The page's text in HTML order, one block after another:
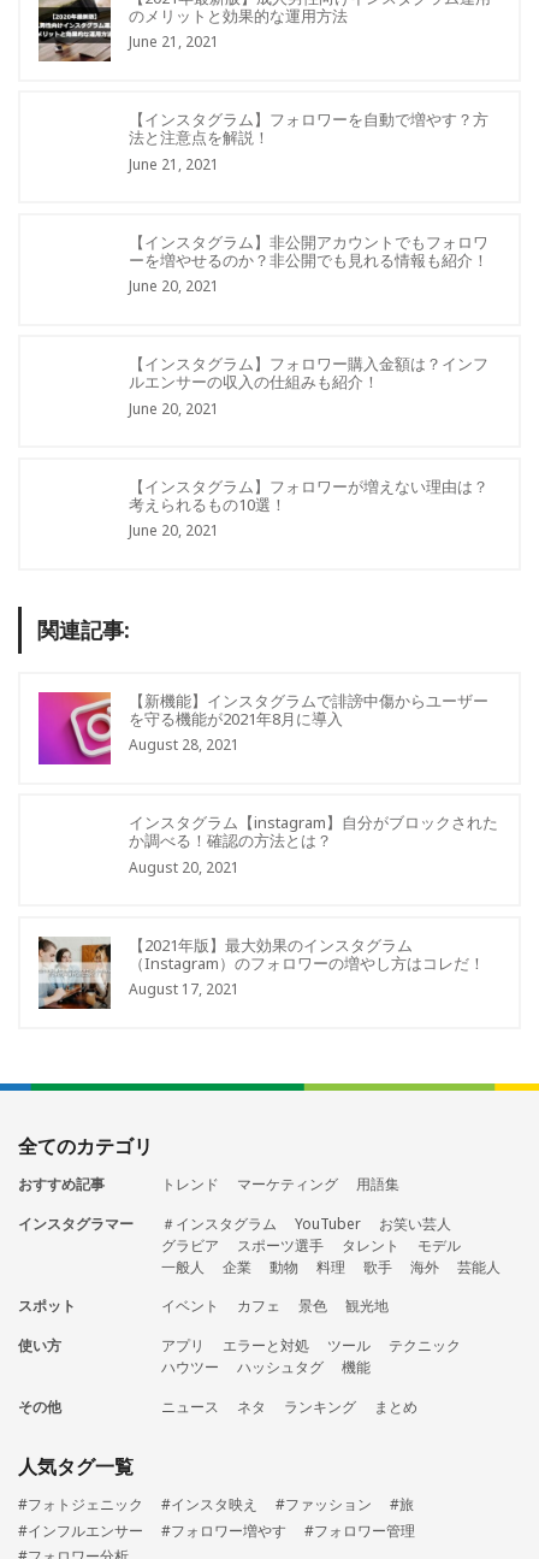
のメリットと効果的な運用方法
June 21, 2021
【インスタグラム】フォロワーを自動で増やす？方
法と注意点を解説！
June 21, 2021
【インスタグラム】非公開アカウントでもフォロワ
ーを増やせるのか？非公開でも見れる情報も紹介！
June 20, 2021
【インスタグラム】フォロワー購入金額は？インフ
ルエンサーの収入の仕組みも紹介！
June 20, 2021
【インスタグラム】フォロワーが増えない理由は？
考えられるもの10選！
June 20, 2021
関連記事:
【新機能】インスタグラムで誹謗中傷からユーザー
を守る機能が2021年8月に導入
August 28, 2021
インスタグラム【instagram】自分がブロックされた
か調べる！確認の方法とは？
August 20, 2021
【2021年版】最大効果のインスタグラム
（Instagram）のフォロワーの増やし方はコレだ！
August 17, 2021
全てのカテゴリ
おすすめ記事 トレンド マーケティング
用語集
インスタグラマー
＃インスタグラム YouTuber
お笑い芸人
グラビア
スポーツ選手 タレント
モデル
一般人
企業 動物 料理 歌手 海外
芸能人
スポット
イベント カフェ 景色
観光地
使い方
アプリ エラーと対処 ツール
テクニック
ハウツー
ハッシュタグ
機能
その他
ニュース ネタ ランキング まとめ
人気タグ一覧
#フォトジェニック #インスタ映え #ファッション
#旅
#インフルエンサー
#フォロワー増やす
#フォロワー管理